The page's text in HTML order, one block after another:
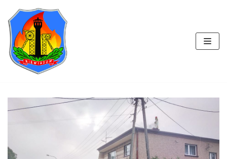
Przejdź
do
treści